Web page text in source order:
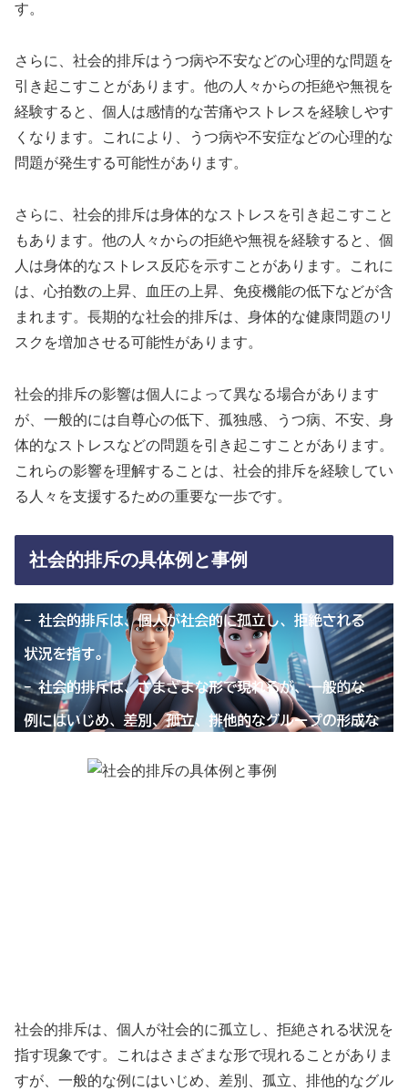
す。
さらに、社会的排斥はうつ病や不安などの心理的な問題を
引き起こすことがあります。他の人々からの拒絶や無視を
経験すると、個人は感情的な苦痛やストレスを経験しやす
くなります。これにより、うつ病や不安症などの心理的な
問題が発生する可能性があります。
さらに、社会的排斥は身体的なストレスを引き起こすこと
もあります。他の人々からの拒絶や無視を経験すると、個
人は身体的なストレス反応を示すことがあります。これに
は、心拍数の上昇、血圧の上昇、免疫機能の低下などが含
まれます。長期的な社会的排斥は、身体的な健康問題のリ
スクを増加させる可能性があります。
社会的排斥の影響は個人によって異なる場合があります
が、一般的には自尊心の低下、孤独感、うつ病、不安、身
体的なストレスなどの問題を引き起こすことがあります。
これらの影響を理解することは、社会的排斥を経験してい
る人々を支援するための重要な一歩です。
社会的排斥の具体例と事例
社会的排斥は、個人が社会的に孤立し、拒絶される状況を
指す現象です。これはさまざまな形で現れることがありま
すが、一般的な例にはいじめ、差別、孤立、排他的なグル